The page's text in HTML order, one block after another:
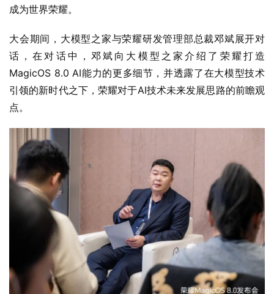
成为世界荣耀。
大会期间，大模型之家与荣耀研发管理部总裁邓斌展开对
话，在对话中，邓斌向大模型之家介绍了荣耀打造
MagicOS 8.0 AI能力的更多细节，并透露了在大模型技术
引领的新时代之下，荣耀对于AI技术未来发展思路的前瞻观
点。